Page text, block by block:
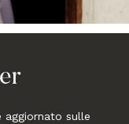
aggiornato sulle